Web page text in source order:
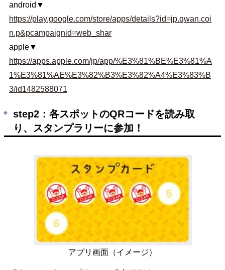
android▼
https://play.google.com/store/apps/details?id=jp.qwan.coi
n.p&pcampaignid=web_shar
apple▼
https://apps.apple.com/jp/app/%E3%81%BE%E3%81%A
1%E3%81%AE%E3%82%B3%E3%82%A4%E3%83%B
3/id1482588071
step2：各スポットのQRコードを読み取
り、スタンプラリーに参加！
アプリ画面（イメージ）